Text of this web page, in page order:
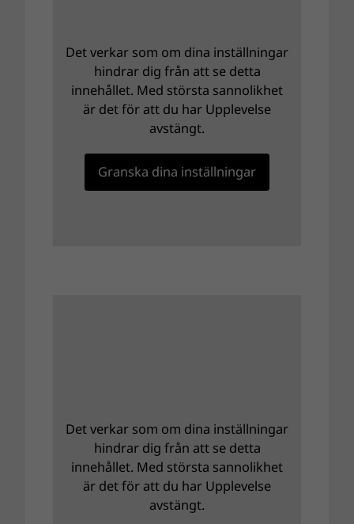
Det verkar som om dina inställningar
hindrar dig från att se detta
innehållet. Med största sannolikhet
är det för att du har Upplevelse
avstängt.
Granska dina inställningar
Det verkar som om dina inställningar
hindrar dig från att se detta
innehållet. Med största sannolikhet
är det för att du har Upplevelse
avstängt.